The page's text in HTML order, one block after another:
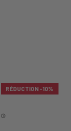
RÉDUCTION -10%